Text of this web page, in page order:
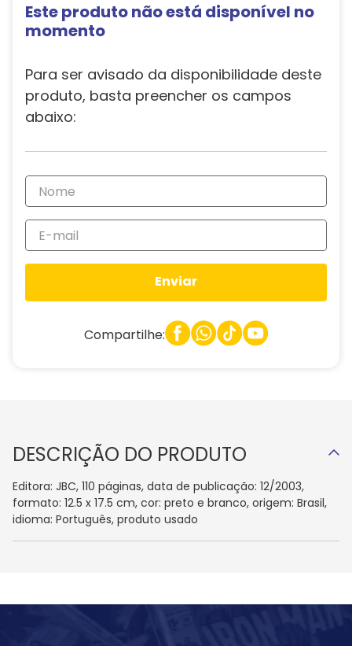
Este produto não está disponível no
momento
Para ser avisado da disponibilidade deste
produto, basta preencher os campos
abaixo:
Enviar
Compartilhe:
DESCRIÇÃO DO PRODUTO
Editora: JBC, 110 páginas, data de publicação: 12/2003,
formato: 12.5 x 17.5 cm, cor: preto e branco, origem: Brasil,
idioma: Português, produto usado